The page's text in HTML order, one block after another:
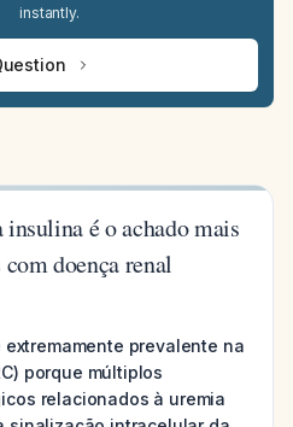
instantly.
é o achado mais
doença renal
prevalente na
porque múltiplos
relacionados à uremia